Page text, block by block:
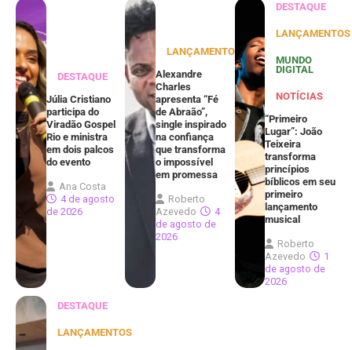
DESTAQUE
Júlia Cristiano
participa do
Viradão Gospel
Rio e ministra
em dois palcos
do evento
Ana Costa
4 de agosto
de 2026
LANÇAMENTOS
Alexandre
Charles
apresenta “Fé
de Abraão”,
single inspirado
na confiança
que transforma
o impossível
em promessa
Roberto
Azevedo
4
de agosto de
2026
DESTAQUE
LANÇAMENTOS
MUNDO
DIGITAL
NOTÍCIAS
“Primeiro
Lugar”: João
Teixeira
transforma
princípios
bíblicos em seu
primeiro
lançamento
musical
Roberto
Azevedo
1
de agosto de
2026
DESTAQUE
LANÇAMENTOS